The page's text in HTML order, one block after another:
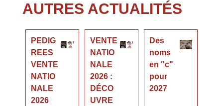
AUTRES ACTUALITÉS
PEDIG
REES
VENTE
NATIO
NALE
2026
VENTE
NATIO
NALE
2026 :
DÉCO
UVRE
Des
noms
en "c"
pour
2027